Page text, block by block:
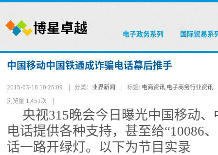
电子政务系列 国际贸易系
中国移动中国铁通成诈骗电话幕后推手
2015-03-16 10:25:09 | 分类： 业界新闻 | 标签: 电商资讯,电子商务行业资讯
浏览量 1,451次 |
央视315晚会今日曝光中国移动
电话提供各种支持，甚至给“10086
话一路开绿灯。以下为节目实录